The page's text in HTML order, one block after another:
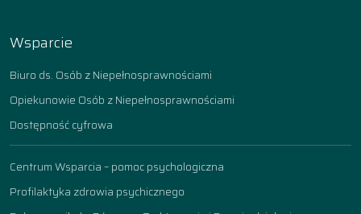
Wsparcie
Biuro ds. Osób z Niepełnosprawnościami
Opiekunowie Osób z Niepełnosprawnościami
Dostępność cyfrowa
Centrum Wsparcia – pomoc psychologiczna
Profilaktyka zdrowia psychicznego